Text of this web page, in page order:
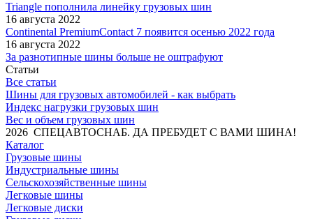
Triangle пополнила линейку грузовых шин
16 августа 2022
Continental PremiumContact 7 появится осенью 2022 года
16 августа 2022
За разнотипные шины больше не оштрафуют
Статьи
Все статьи
Шины для грузовых автомобилей - как выбрать
Индекс нагрузки грузовых шин
Вес и объем грузовых шин
2026 СПЕЦАВТОСНАБ. ДА ПРЕБУДЕТ С ВАМИ ШИНА!
Каталог
Грузовые шины
Индустриальные шины
Сельскохозяйственные шины
Легковые шины
Легковые диски